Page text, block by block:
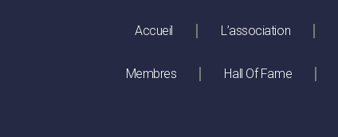
Accueil L’association
Membres Hall Of Fame